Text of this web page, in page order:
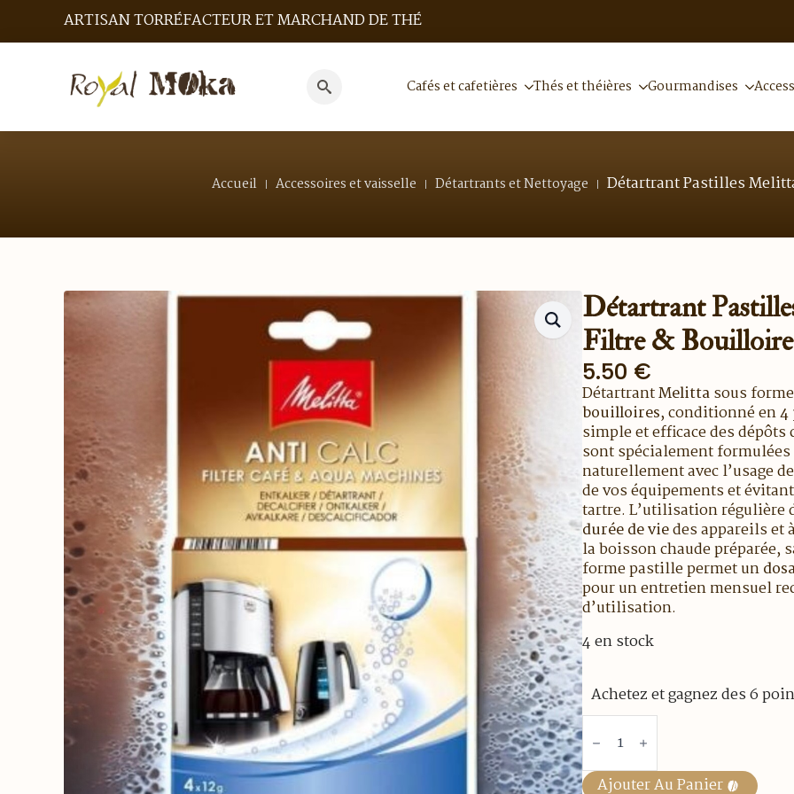
ARTISAN TORRÉFACTEUR ET MARCHAND DE THÉ
for:
Cafés et cafetières Thés et théières Gourmandises
Accueil Accessoires et vaisselle Détartrants et Nettoyage Détartrant Pastilles
Détartrant
Filtre & Bouilloire
5.50 €
DétartrantMelittasous
bouilloires, conditionné en4
simple et efficace des
sont spécialement
naturellement avec l’usage
de vos équipements et
tartre. L’utilisation régulière
durée de viedes appareils
la boisson chaude préparée,
forme pastille permet un
pour un entretien mensuel
d’utilisation.
4 en stock
Achetez et gagnez des 6
quantité
de
Détartrant
pastilles
Melitta
Ajouter Au Panier